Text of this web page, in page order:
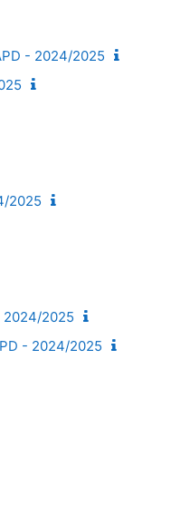
- 2024/2025
2025
2024/2025
- 2024/2025